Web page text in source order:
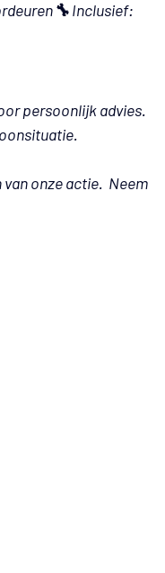
Inclusief:
persoonlijk advies.
onze actie.  Neem